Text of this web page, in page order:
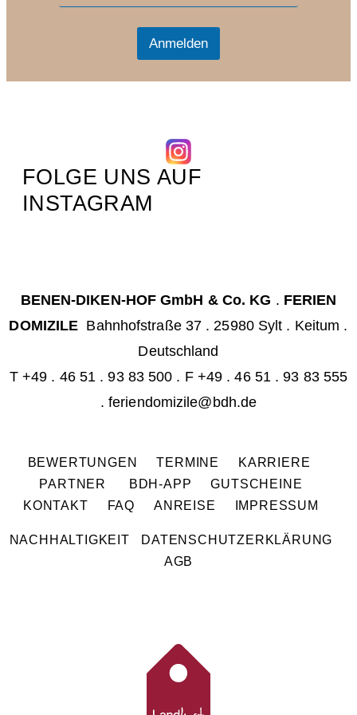
a
Anmelden
FOLGE UNS AUF
INSTAGRAM
BENEN-DIKEN-HOF GmbH & Co. KG . FERIEN
DOMIZILE Bahnhofstraße 37 . 25980 Sylt . Keitum .
Deutschland
T+49 . 46 51 . 93 83 500 . F +49 . 46 51 . 93 83 555
.feriendomizile@bdh.de
BEWERTUNGEN TERMINE
KARRIERE
PARTNER
BDH-APP
GUTSCHEINE
KONTAKT
FAQ ANREISE IMPRESSUM
NACHHALTIGKEIT
DATENSCHUTZERKLÄRUNG
AGB